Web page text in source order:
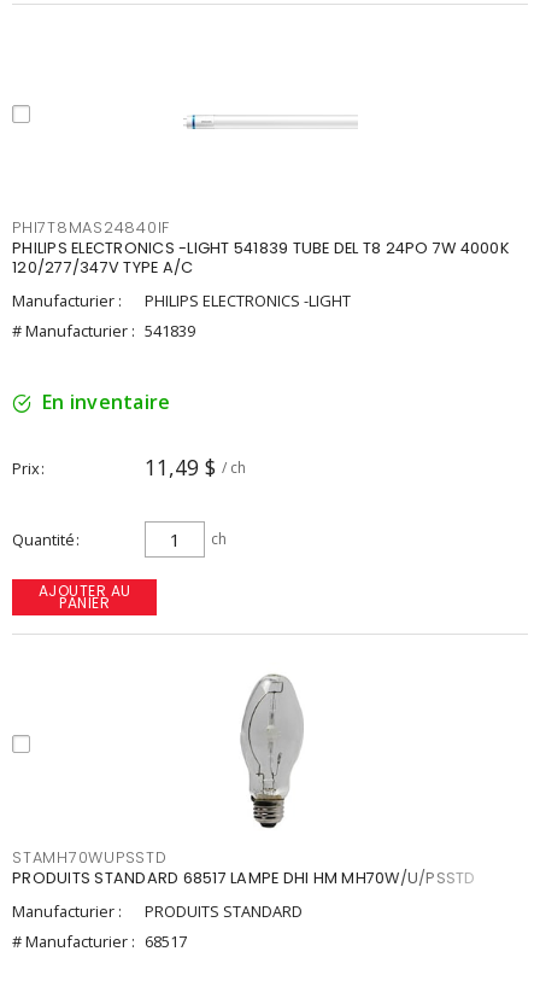
PHI7T8MAS24840IF
PHILIPS ELECTRONICS -LIGHT 541839 TUBE DEL T8 24PO 7W 4000K
120/277/347V TYPE A/C
Manufacturier :
PHILIPS ELECTRONICS -LIGHT
# Manufacturier : 541839
En inventaire
Prix 11,49 $ / ch
Quantité ch
AJOUTER AU
PANIER
STAMH70WUPSSTD
PRODUITS STANDARD 68517 LAMPE DHI HM MH70W/U/PSSTD
Manufacturier :
PRODUITS STANDARD
# Manufacturier : 68517